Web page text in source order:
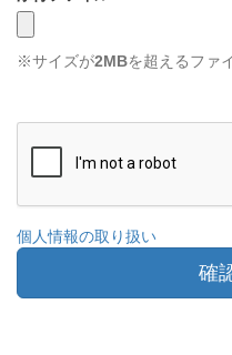
※サイズが2MBを超えるファ
個人情報の取り扱い
確